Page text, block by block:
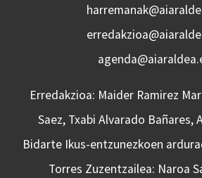
Erredakzioa: Maider Ramirez
Saez, Txabi Alvarado Bañares,
Bidarte Ikus-entzunezkoen
Torres Zuzentzailea: Naroa